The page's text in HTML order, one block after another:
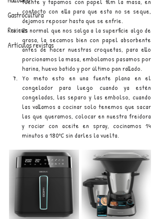
Gastrocultura
Reviews
Artículos revistas
contacto con ella para que esta no se seque,
dejamos reposar hasta que se enfríe.
Es normal que nos salga a la superficie algo de
grasa, la secamos bien con papel absorbente
antes de hacer nuestras croquetas, para ello
porcionamos la masa, embolamos pasamos por
harina, huevo batido y por último pan rallado.
Yo meto esto en una fuente plana en el
congelador para luego cuando ya estén
congeladas, las separo y las embolso, cuando
las vallamos a cocinar solo tenemos que sacar
las que queramos, colocar en nuestra freidora
y rociar con aceite en spray, cocinamos 14
minutos a 180ºC sin darles la vuelta.